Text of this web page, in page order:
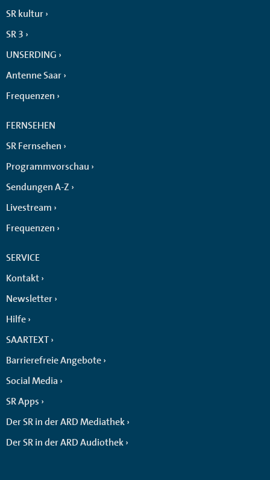
SR kultur
SR 3
UNSERDING
Antenne Saar
Frequenzen
FERNSEHEN
SR Fernsehen
Programmvorschau
Sendungen A-Z
Livestream
Frequenzen
SERVICE
Kontakt
Newsletter
Hilfe
SAARTEXT
Barrierefreie Angebote
Social Media
SR Apps
Der SR in der ARD Mediathek
Der SR in der ARD Audiothek